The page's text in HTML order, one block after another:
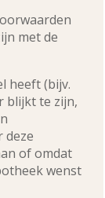
met de
heeft (bijv.
blijkt te zijn,
deze
of omdat
wenst